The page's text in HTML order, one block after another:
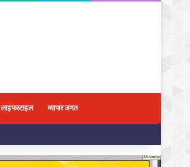
लाइफस्टाइल व्यापार जगत